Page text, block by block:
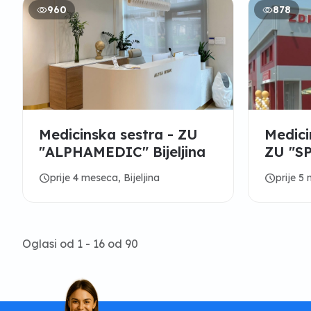
960
Medicinska sestra - ZU
"ALPHAMEDIC" Bijeljina
scheduleprije 4 meseca, Bijeljina
878
ZU
scheduleprije 5
Oglasi od 1 - 16 od 90